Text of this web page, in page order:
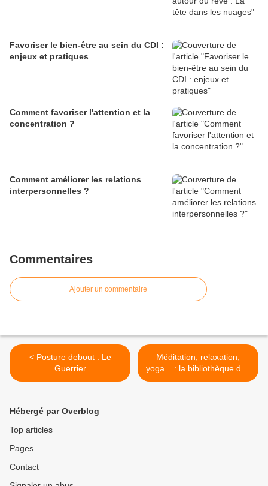
Favoriser le bien-être au sein du CDI :
enjeux et pratiques
Comment favoriser l'attention et la
concentration ?
Comment améliorer les relations
interpersonnelles ?
Commentaires
Ajouter un commentaire
< Posture debout : Le
Guerrier
Méditation, relaxation,
yoga... : la bibliothèque des
adultes >
Hébergé par Overblog
Top articles
Pages
Contact